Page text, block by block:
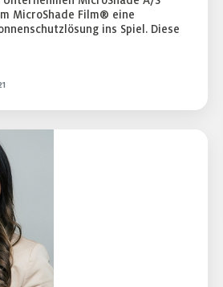
MicroShade Film® eine
ins Spiel. Diese